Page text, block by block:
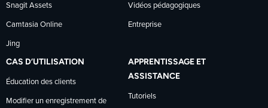
Snagit Assets
Camtasia Online
Jing
Vidéos pédagogiques
Entreprise
CAS D’UTILISATION
Éducation des clients
Modifier un enregistrement de
APPRENTISSAGE ET
ASSISTANCE
Tutoriels